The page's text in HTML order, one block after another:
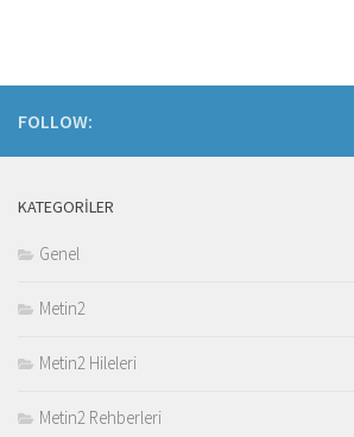
FOLLOW:
KATEGORILER
Genel
Metin2
Metin2 Hileleri
Metin2 Rehberleri